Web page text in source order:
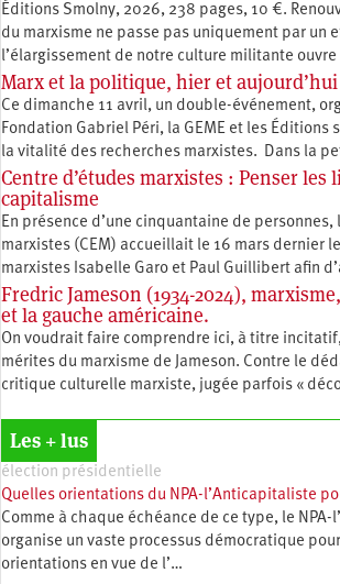
Éditions Smolny, 2026, 238 pages, 10 €.
du marxisme ne passe pas uniquement par un
l’élargissement de notre culture militante
Marx et la politique, hier et aujourd’hui
Ce dimanche 11 avril, un double-événement,
Fondation Gabriel Péri, la GEME et les Éditions
la vitalité des recherches marxistes. Dans la
Centre d’études marxistes : Penser les
capitalisme
En présence d’une cinquantaine de personnes,
marxistes (CEM) accueillait le 16 mars dernier
marxistes Isabelle Garo et Paul Guillibert afin
Fredric Jameson (1934-2024),
et la gauche américaine.
On voudrait faire comprendre ici, à titre
mérites du marxisme de Jameson. Contre le
critique culturelle marxiste, jugée parfois «
Les + lus
élection présidentielle
Quelles orientations du NPA-l’Anticapitaliste
Comme à chaque échéance de ce type, le
organise un vaste processus démocratique
orientations en vue de l’…